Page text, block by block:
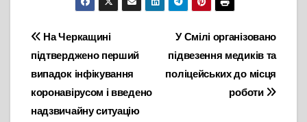
Навігація
записів
У Смілі організовано
підвезення медиків та
поліцейських до місця
роботи
На Черкащині
підтверджено перший
випадок інфікування
коронавірусом і введено
надзвичайну ситуацію